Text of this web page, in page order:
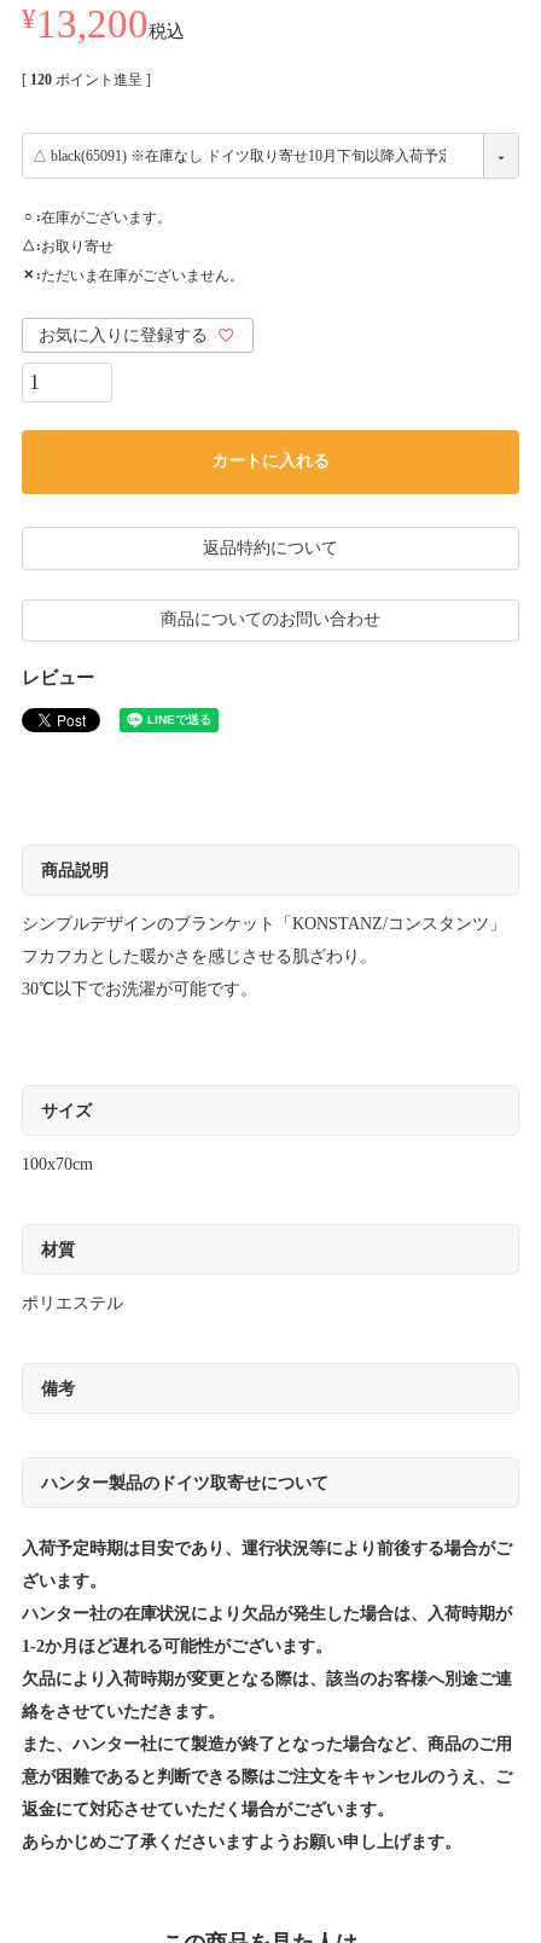
¥13,200税込
[ 120 ポイント進呈 ]
○ 在庫がございます。
△ お取り寄せ
✕ ただいま在庫がございません。
お気に入りに登録する
カートに入れる
返品特約について
商品についてのお問い合わせ
レビュー
商品説明
シンプルデザインのブランケット「KONSTANZ/コンスタンツ」
フカフカとした暖かさを感じさせる肌ざわり。
30℃以下でお洗濯が可能です。
サイズ
100x70cm
材質
ポリエステル
備考
ハンター製品のドイツ取寄せについて
入荷予定時期は目安であり、運行状況等により前後する場合がご
ざいます。
ハンター社の在庫状況により欠品が発生した場合は、入荷時期が
1-2か月ほど遅れる可能性がございます。
欠品により入荷時期が変更となる際は、該当のお客様へ別途ご連
絡をさせていただきます。
また、ハンター社にて製造が終了となった場合など、商品のご用
意が困難であると判断できる際はご注文をキャンセルのうえ、ご
返金にて対応させていただく場合がございます。
あらかじめご了承くださいますようお願い申し上げます。